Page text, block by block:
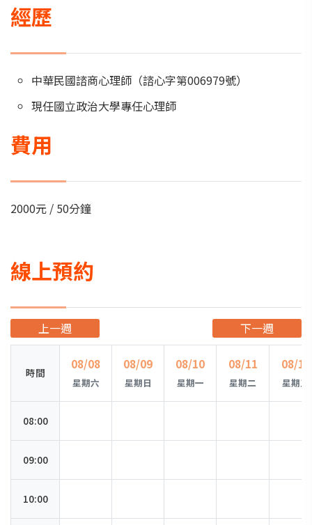
經歷
中華民國諮商心理師（諮心字第006979號）
現任國立政治大學專任心理師
費用
2000元 / 50分鐘
線上預約
上一週 下一週
時間
08/08
星期六
08/09
星期日
08/10
星期一
08/11
星期二
08/12
星期三
08:00
09:00
10:00